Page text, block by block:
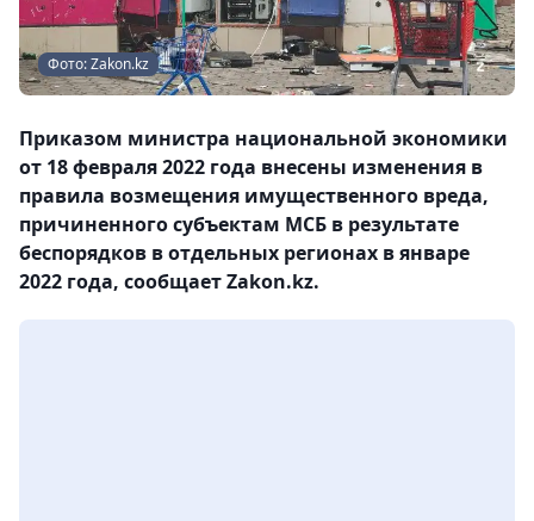
Фото: Zakon.kz
Приказом министра национальной экономики
от 18 февраля 2022 года внесены изменения в
правила возмещения имущественного вреда,
причиненного субъектам МСБ в результате
беспорядков в отдельных регионах в январе
2022 года, сообщает Zakon.kz.